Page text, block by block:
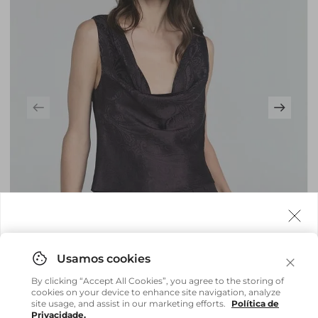
em sua casa, não importa onde você estiver.
By clicking “Accept All Cookies”, you agree to the storing of
cookies on your device to enhance site navigation, analyze
site usage, and assist in our marketing efforts.
Política de
Privacidade.